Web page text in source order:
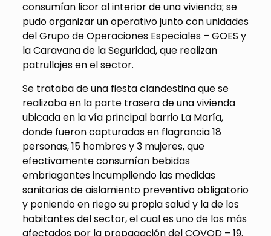
consumían licor al interior de una vivienda; se
pudo organizar un operativo junto con unidades
del Grupo de Operaciones Especiales – GOES y
la Caravana de la Seguridad, que realizan
patrullajes en el sector.
Se trataba de una fiesta clandestina que se
realizaba en la parte trasera de una vivienda
ubicada en la vía principal barrio La María,
donde fueron capturadas en flagrancia 18
personas, 15 hombres y 3 mujeres, que
efectivamente consumían bebidas
embriagantes incumpliendo las medidas
sanitarias de aislamiento preventivo obligatorio
y poniendo en riego su propia salud y la de los
habitantes del sector, el cual es uno de los más